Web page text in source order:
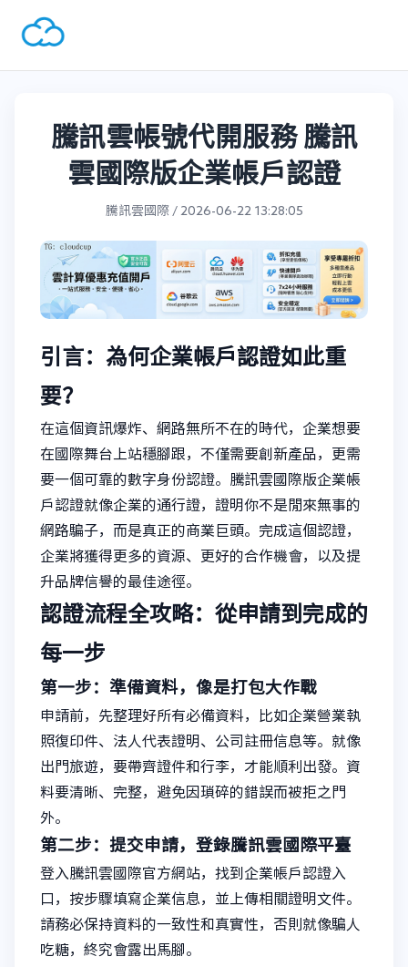
騰訊雲帳號代開服務 騰訊
雲國際版企業帳戶認證
騰訊雲國際 / 2026-06-22 13:28:05
引言：為何企業帳戶認證如此重
要？
在這個資訊爆炸、網路無所不在的時代，企業想要
在國際舞台上站穩腳跟，不僅需要創新產品，更需
要一個可靠的數字身份認證。騰訊雲國際版企業帳
戶認證就像企業的通行證，證明你不是閒來無事的
網路騙子，而是真正的商業巨頭。完成這個認證，
企業將獲得更多的資源、更好的合作機會，以及提
升品牌信譽的最佳途徑。
認證流程全攻略：從申請到完成的
每一步
第一步：準備資料，像是打包大作戰
申請前，先整理好所有必備資料，比如企業營業執
照復印件、法人代表證明、公司註冊信息等。就像
出門旅遊，要帶齊證件和行李，才能順利出發。資
料要清晰、完整，避免因瑣碎的錯誤而被拒之門
外。
第二步：提交申請，登錄騰訊雲國際平臺
登入騰訊雲國際官方網站，找到企業帳戶認證入
口，按步驟填寫企業信息，並上傳相關證明文件。
請務必保持資料的一致性和真實性，否則就像騙人
吃糖，終究會露出馬腳。